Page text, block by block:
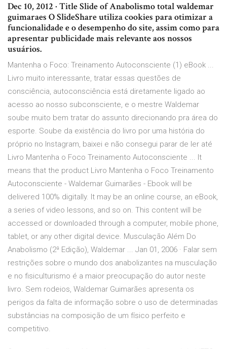
Dec 10, 2012 · Title Slide of Anabolismo total waldemar
guimaraes O SlideShare utiliza cookies para otimizar a
funcionalidade e o desempenho do site, assim como para
apresentar publicidade mais relevante aos nossos
usuários.
Mantenha o Foco: Treinamento Autoconsciente (1) eBook ...
Livro muito interessante, tratar essas questões de
consciência, autoconsciência está diretamente ligado ao
acesso ao nosso subconsciente, e o mestre Waldemar
soube muito bem tratar do assunto direcionando pra área do
esporte. Soube da existência do livro por uma história do
próprio no Instagram, baixei e não consegui parar de ler até
Livro Mantenha o Foco Treinamento Autoconsciente ... It
means that the product Livro Mantenha o Foco Treinamento
Autoconsciente - Waldemar Guimarães - Ebook will be
delivered 100% digitally. It may be an online course, an eBook,
a series of video lessons, and so on. This content will be
accessed or downloaded through a computer, mobile phone,
tablet, or any other digital device. Musculação Além Do
Anabolismo (2ª Edição), Waldemar ... Jan 01, 2006 · Falar sem
restrições sobre o mundo dos anabolizantes na musculação
e no fisiculturismo é a maior preocupação do autor neste
livro. Sem rodeios, Waldemar Guimarães apresenta os
perigos da falta de informação sobre o uso de determinadas
substâncias na composição de um físico perfeito e
competitivo.